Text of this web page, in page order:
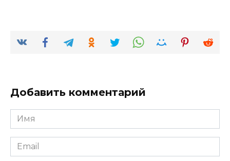
Добавить комментарий
Имя
*
Email
*